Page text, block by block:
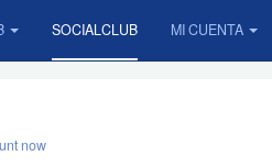
SOCIALCLUB MI CUENTA
now